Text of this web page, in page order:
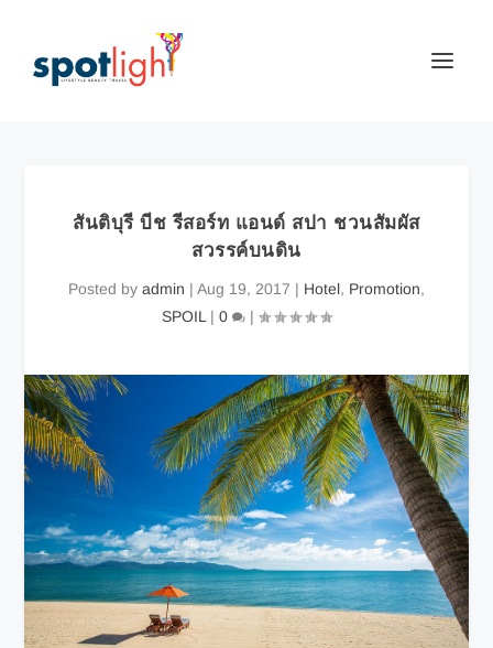
สันติบุรี บีช รีสอร์ท แอนด์ สปา ชวนสัมผัส
สวรรค์บนดิน
Posted by admin | Aug 19, 2017 | Hotel, Promotion,
SPOIL | 0 |